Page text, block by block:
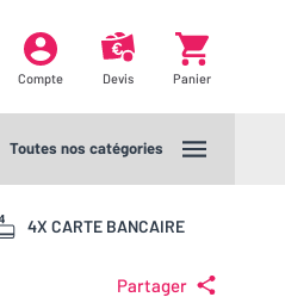
Compte Devis Panier
Toutes nos catégories
4X CARTE BANCAIRE
Partager